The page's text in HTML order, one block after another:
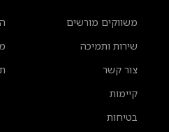
משווקים מורשים
שירות ותמיכה
צור קשר
קיימות
בטיחות